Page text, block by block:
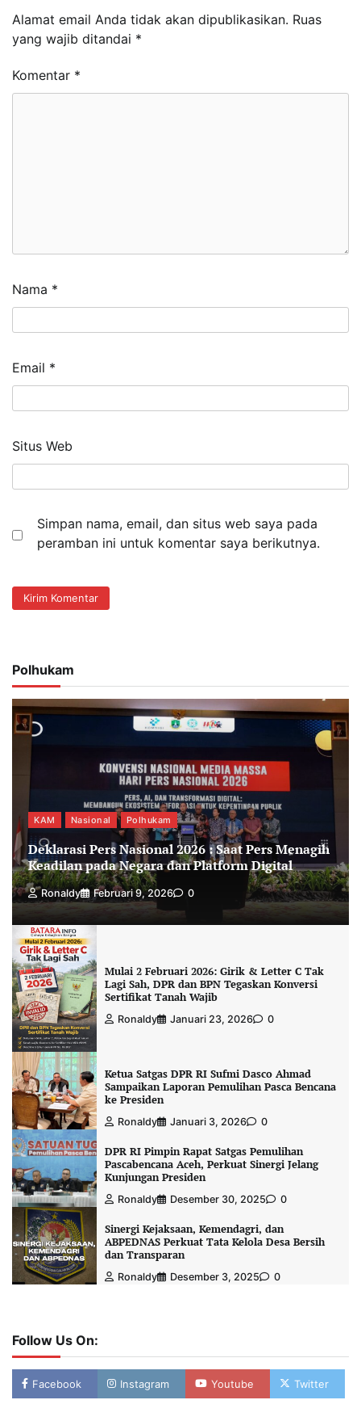
Alamat email Anda tidak akan dipublikasikan. Ruas
yang wajib ditandai *
Komentar *
Nama *
Email *
Situs Web
Simpan nama, email, dan situs web saya pada
peramban ini untuk komentar saya berikutnya.
Polhukam
KAM Nasional Polhukam
Deklarasi Pers Nasional 2026 : Saat Pers Menagih
Keadilan pada Negara dan Platform Digital
Ronaldy Februari 9, 2026 0
Mulai 2 Februari 2026: Girik & Letter C Tak
Lagi Sah, DPR dan BPN Tegaskan Konversi
Sertifikat Tanah Wajib
Ronaldy Januari 23, 2026 0
Ketua Satgas DPR RI Sufmi Dasco Ahmad
Sampaikan Laporan Pemulihan Pasca Bencana
ke Presiden
Ronaldy Januari 3, 2026 0
DPR RI Pimpin Rapat Satgas Pemulihan
Pascabencana Aceh, Perkuat Sinergi Jelang
Kunjungan Presiden
Ronaldy Desember 30, 2025 0
Sinergi Kejaksaan, Kemendagri, dan
ABPEDNAS Perkuat Tata Kelola Desa Bersih
dan Transparan
Ronaldy Desember 3, 2025 0
Follow Us On:
Facebook Instagram Youtube Twitter